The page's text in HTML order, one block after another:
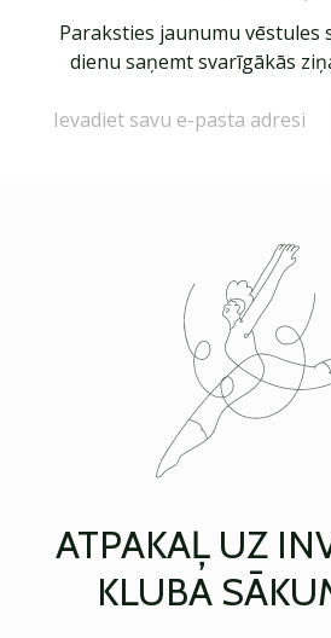
Paraksties jaunumu vēstules
dienu saņemt svarīgākās
ATPAKAĻ UZ
KLUBA